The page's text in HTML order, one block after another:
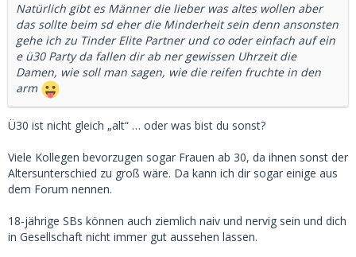
Natürlich gibt es Männer die lieber was altes wollen aber
das sollte beim sd eher die Minderheit sein denn ansonsten
gehe ich zu Tinder Elite Partner und co oder einfach auf ein
e ü30 Party da fallen dir ab ner gewissen Uhrzeit die
Damen, wie soll man sagen, wie die reifen fruchte in den
arm
Ü30 ist nicht gleich „alt“ … oder was bist du sonst?
Viele Kollegen bevorzugen sogar Frauen ab 30, da ihnen sonst der
Altersunterschied zu groß wäre. Da kann ich dir sogar einige aus
dem Forum nennen.
18-jährige SBs können auch ziemlich naiv und nervig sein und dich
in Gesellschaft nicht immer gut aussehen lassen.